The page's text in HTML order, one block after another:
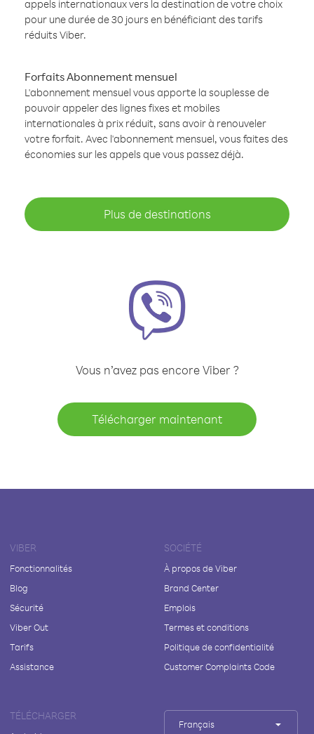
appels internationaux vers la destination de votre choix
pour une durée de 30 jours en bénéficiant des tarifs
réduits Viber.
Forfaits Abonnement mensuel
L'abonnement mensuel vous apporte la souplesse de
pouvoir appeler des lignes fixes et mobiles
internationales à prix réduit, sans avoir à renouveler
votre forfait. Avec l'abonnement mensuel, vous faites des
économies sur les appels que vous passez déjà.
Plus de destinations
Vous n’avez pas encore Viber ?
Télécharger maintenant
VIBER
Fonctionnalités
Blog
Sécurité
Viber Out
Tarifs
Assistance
SOCIÉTÉ
À propos de Viber
Brand Center
Emplois
Termes et conditions
Politique de confidentialité
Customer Complaints Code
TÉLÉCHARGER
Français